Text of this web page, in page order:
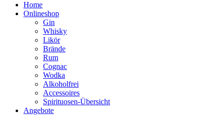
Home
Onlineshop
Gin
Whisky
Likör
Brände
Rum
Cognac
Wodka
Alkoholfrei
Accessoires
Spirituosen-Übersicht
Angebote